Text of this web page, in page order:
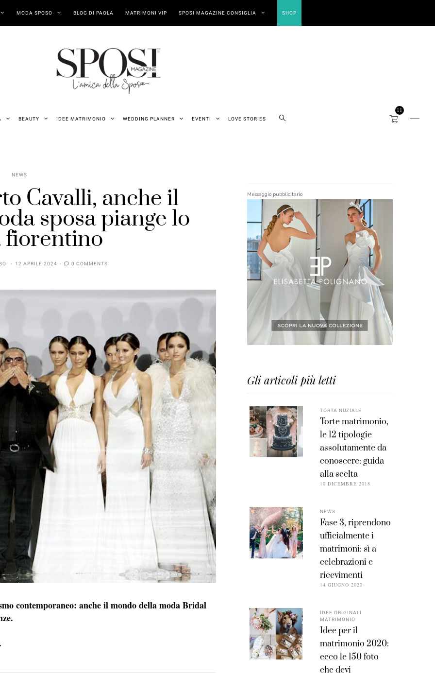
MODA SPOSO BLOG DI PAOLA MATRIMONI VIP SPOSI MAGAZINE CONSIGLIA SHOP
BEAUTY IDEE MATRIMONIO WEDDING PLANNER EVENTI LOVE STORIES
11
NEWS
Cavalli, anche il
sposa piange lo
fiorentino
12 APRILE 2024 0 COMMENTS
contemporaneo: anche il mondo della moda Bridal
Messaggio pubblicitario
Gli articoli più letti
TORTA NUZIALE
Torte matrimonio,
le 12 tipologie
assolutamente da
conoscere: guida
alla scelta
10 DICEMBRE 2018
NEWS
Fase 3, riprendono
ufficialmente i
matrimoni: sì a
celebrazioni e
ricevimenti
14 GIUGNO 2020
IDEE ORIGINALI
MATRIMONIO
Idee per il
matrimonio 2020:
ecco le 150 foto
che devi